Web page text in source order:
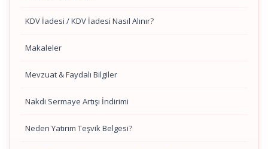
KDV İadesi / KDV İadesi Nasıl Alınır?
Makaleler
Mevzuat & Faydalı Bilgiler
Nakdi Sermaye Artışı İndirimi
Neden Yatırım Teşvik Belgesi?